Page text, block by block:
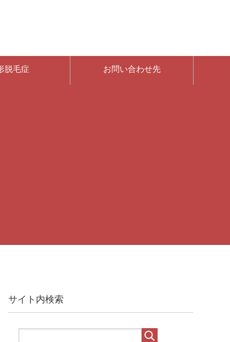
脱毛症 お問い合わせ先
サイト内検索